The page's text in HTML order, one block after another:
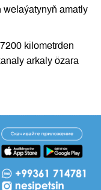
welaýatynyň amatly
kilometrden
arkaly özara